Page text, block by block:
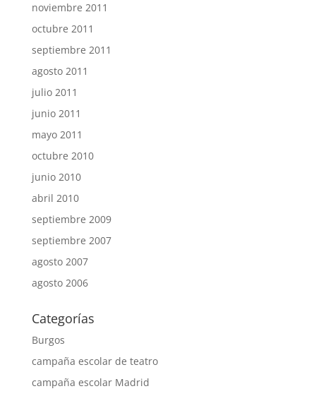
noviembre 2011
octubre 2011
septiembre 2011
agosto 2011
julio 2011
junio 2011
mayo 2011
octubre 2010
junio 2010
abril 2010
septiembre 2009
septiembre 2007
agosto 2007
agosto 2006
Categorías
Burgos
campaña escolar de teatro
campaña escolar Madrid